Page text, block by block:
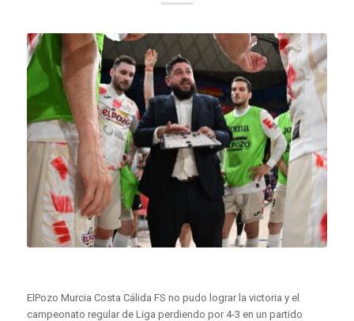
ElPozo Murcia Costa Cálida FS no pudo lograr la victoria y el
campeonato regular de Liga perdiendo por 4-3 en un partido